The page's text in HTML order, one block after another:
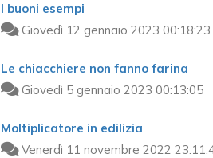
I buoni esempi
Giovedì 12 gennaio 2023 00:18:23
Le chiacchiere non fanno farina
Giovedì 5 gennaio 2023 00:13:05
Moltiplicatore in edilizia
Venerdì 11 novembre 2022